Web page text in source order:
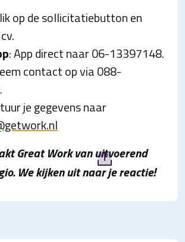
op de sollicitatiebutton en
: App direct naar 06-13397148.
contact op via 088-
je gegevens naar
Great Work van uitvoerend
We kijken uit naar je reactie!